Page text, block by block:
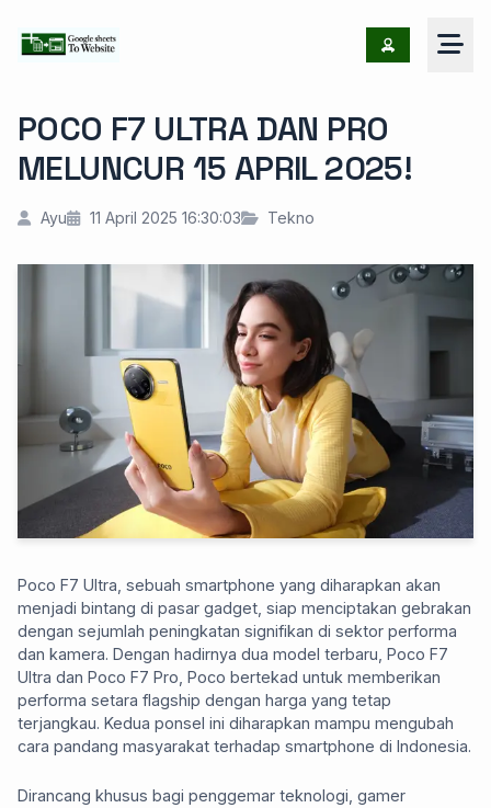
POCO F7 ULTRA DAN PRO
MELUNCUR 15 APRIL 2025!
Ayu 11 April 2025 16:30:03 Tekno
Poco F7 Ultra, sebuah smartphone yang diharapkan akan
menjadi bintang di pasar gadget, siap menciptakan gebrakan
dengan sejumlah peningkatan signifikan di sektor performa
dan kamera. Dengan hadirnya dua model terbaru, Poco F7
Ultra dan Poco F7 Pro, Poco bertekad untuk memberikan
performa setara flagship dengan harga yang tetap
terjangkau. Kedua ponsel ini diharapkan mampu mengubah
cara pandang masyarakat terhadap smartphone di Indonesia.
Dirancang khusus bagi penggemar teknologi, gamer